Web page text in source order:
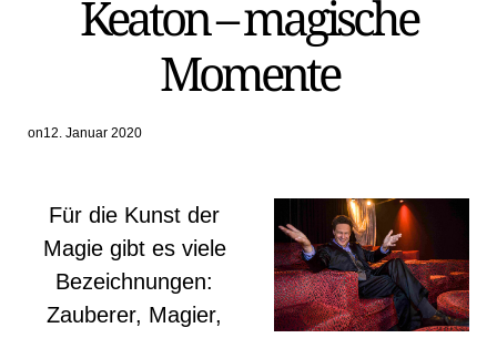
Keaton – magische
Momente
on12. Januar 2020
Für die Kunst der
Magie gibt es viele
Bezeichnungen:
Zauberer, Magier,